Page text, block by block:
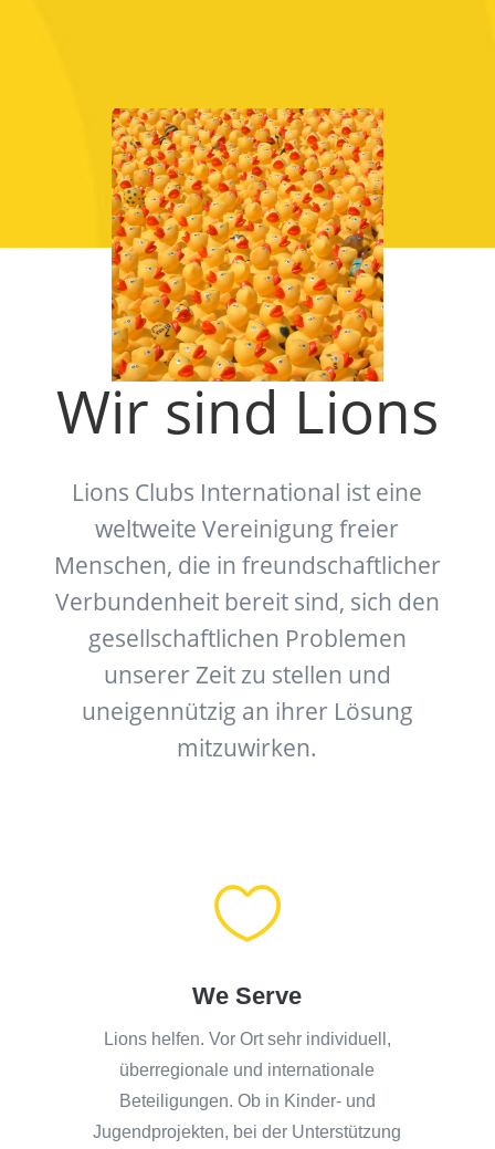
Wir sind Lions
Lions Clubs International ist eine
weltweite Vereinigung freier
Menschen, die in freundschaftlicher
Verbundenheit bereit sind, sich den
gesellschaftlichen Problemen
unserer Zeit zu stellen und
uneigennützig an ihrer Lösung
mitzuwirken.

We Serve
Lions helfen. Vor Ort sehr individuell,
überregionale und internationale
Beteiligungen. Ob in Kinder- und
Jugendprojekten, bei der Unterstützung